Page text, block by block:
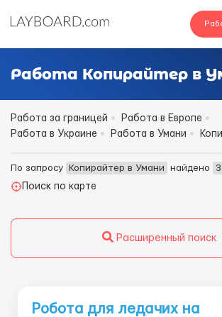
Работа Копирайтер в
Работа за границей
Работа в Европе
Работа в Украине
Работа в Умани
По запросу Копирайтер в Умани найдено 3
Поиск по карте
Расширенный поиск
Робота для ледачих на